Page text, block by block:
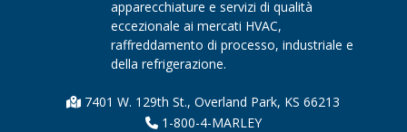
apparecchiature e servizi di qualità
eccezionale ai mercati HVAC,
raffreddamento di processo, industriale e
della refrigerazione.
7401 W. 129th St., Overland Park, KS 66213
1-800-4-MARLEY